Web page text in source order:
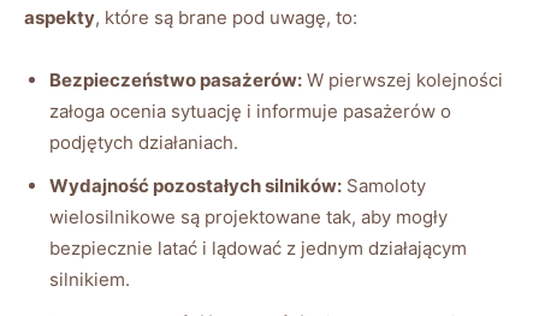
aspekty, ⁤które są brane pod uwagę, to:
Bezpieczeństwo ‍pasażerów: W pierwszej​ kolejności
załoga ​ocenia sytuację⁤ i informuje pasażerów o
podjętych działaniach.
Wydajność pozostałych silników: Samoloty
wielosilnikowe są projektowane tak, aby mogły
bezpiecznie‍ latać i lądować z jednym działającym
silnikiem.